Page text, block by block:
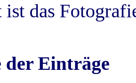
das
der Einträge